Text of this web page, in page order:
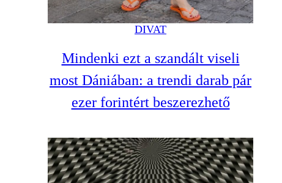
DIVAT
Mindenki ezt a szandált viseli
most Dániában: a trendi darab pár
ezer forintért beszerezhető